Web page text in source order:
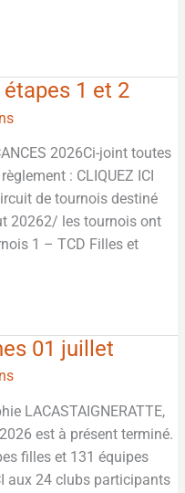
1 et 2
2026Ci-joint toutes
: CLIQUEZ ICI
de tournois destiné
20262/ les tournois ont
1 – TCD Filles et
01 juillet
LACASTAIGNERATTE,
est à présent terminé.
filles et 131 équipes
aux 24 clubs participants